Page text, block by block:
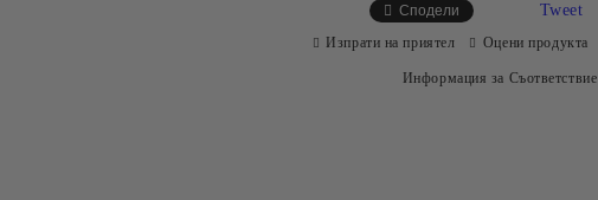
Сподели Tweet
Изпрати на приятел Оцени продукта
Информация за Съответствие